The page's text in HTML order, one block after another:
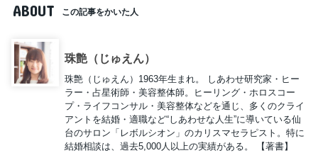
ABOUT この記事をかいた人
珠艶（じゅえん）
珠艶（じゅえん）1963年生まれ。 しあわせ研究家・ヒー
ラー・占星術師・美容整体師。ヒーリング・ホロスコー
プ・ライフコンサル・美容整体などを通じ、多くのクライ
アントを結婚・適職など“しあわせな人生”に導いている仙
台のサロン「レボルシオン」のカリスマセラピスト。特に
結婚相談は、過去5,000人以上の実績がある。 【著書】